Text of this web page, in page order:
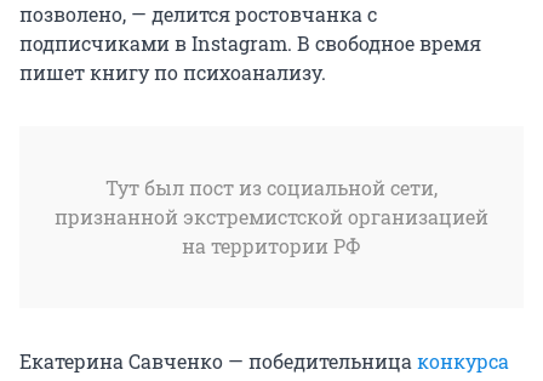
позволено, — делится ростовчанка с
подписчиками в Instagram. В свободное время
пишет книгу по психоанализу.
Тут был пост из социальной сети,
признанной экстремистской организацией
на территории РФ
Екатерина Савченко — победительница конкурса